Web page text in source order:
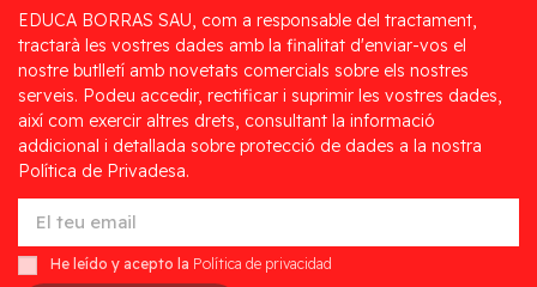
EDUCA BORRAS SAU, com a responsable del tractament,
tractarà les vostres dades amb la finalitat d'enviar-vos el
nostre butlletí amb novetats comercials sobre els nostres
serveis. Podeu accedir, rectificar i suprimir les vostres dades,
així com exercir altres drets, consultant la informació
addicional i detallada sobre protecció de dades a la nostra
Política de Privadesa.
He leído y acepto la Política de privacidad